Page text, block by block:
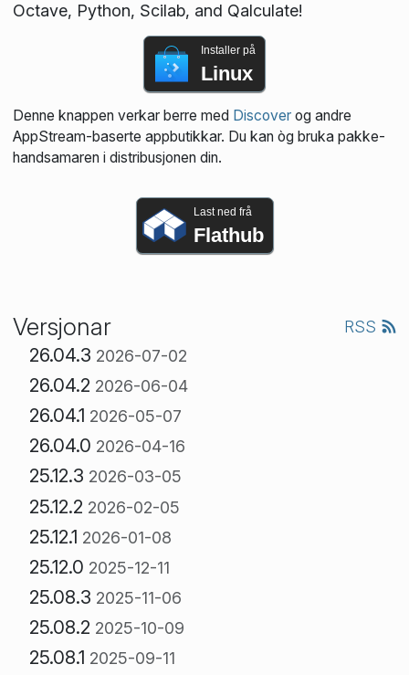
Octave, Python, Scilab, and Qalculate!
Installer på
Linux
Denne knappen verkar berre med Discoverog andre
AppStream-baserte appbutikkar. Du kan òg bruka pakke­
handsamaren i distribusjonen din.
Last ned frå
Flathub
Versjonar RSS
26.04.3 2026-07-02
26.04.2 2026-06-04
26.04.1 2026-05-07
26.04.0 2026-04-16
25.12.3 2026-03-05
25.12.2 2026-02-05
25.12.1 2026-01-08
25.12.0 2025-12-11
25.08.3 2025-11-06
25.08.2 2025-10-09
25.08.1 2025-09-11